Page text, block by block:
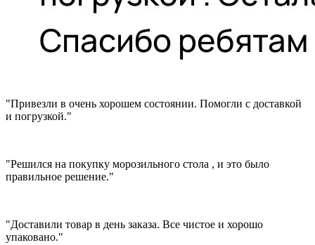
"Привезли в очень хорошем состоянии. Помогли с доставкой
и погрузкой."
"Решился на покупку морозильного стола , и это было
правильное решение."
"Доставили товар в день заказа. Все чистое и хорошо
упаковано."